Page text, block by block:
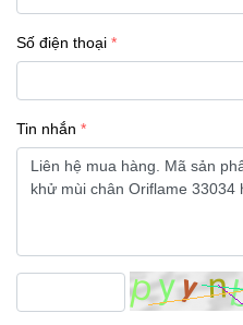
Số điện thoại
Tin nhắn